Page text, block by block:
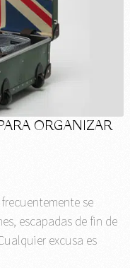
ORGANIZAR
se
escapadas de fin de
excusa es